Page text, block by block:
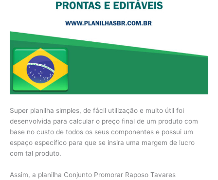
Super planilha simples, de fácil utilização e muito útil foi
desenvolvida para calcular o preço final de um produto com
base no custo de todos os seus componentes e possui um
espaço específico para que se insira uma margem de lucro
com tal produto.
Assim, a planilha Conjunto Promorar Raposo Tavares